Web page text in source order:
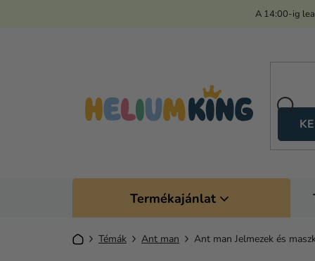
A 14:00-ig
Termékajánlat
KezdőlapTémák Ant man Ant man Jelmezek és